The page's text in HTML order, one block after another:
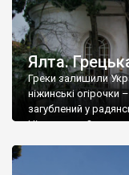
Ялта.
Греки залишили
ніжинські огірочки
загублений у
Ніжин греки?